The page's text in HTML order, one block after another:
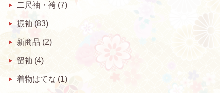
二尺袖・袴 (7)
振袖 (83)
新商品 (2)
留袖 (4)
着物はてな (1)